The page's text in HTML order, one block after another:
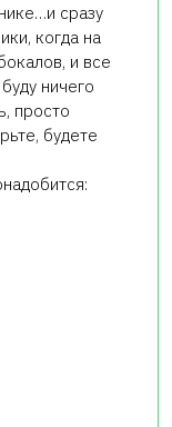
сразу
когда на
и все
ничего
просто
будете